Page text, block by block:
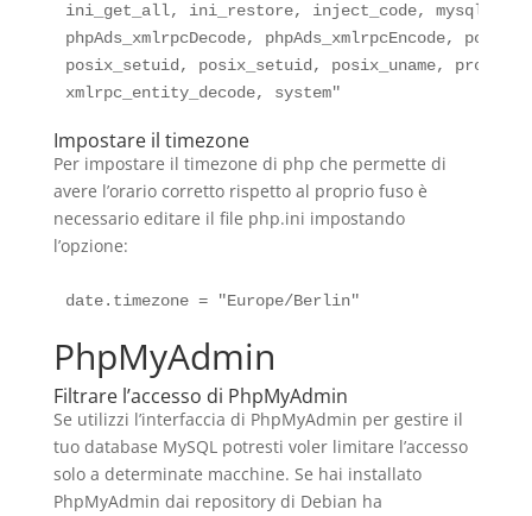
ini_get_all, ini_restore, inject_code,
phpAds_xmlrpcDecode, phpAds_xmlrpcEncode,
posix_setuid, posix_setuid, posix_uname,
Impostare il timezone
Per impostare il timezone di php che permette di
avere l’orario corretto rispetto al proprio fuso è
necessario editare il file php.ini impostando
l’opzione:
PhpMyAdmin
Filtrare l’accesso di PhpMyAdmin
Se utilizzi l’interfaccia di PhpMyAdmin per gestire il
tuo database MySQL potresti voler limitare l’accesso
solo a determinate macchine. Se hai installato
PhpMyAdmin dai repository di Debian ha